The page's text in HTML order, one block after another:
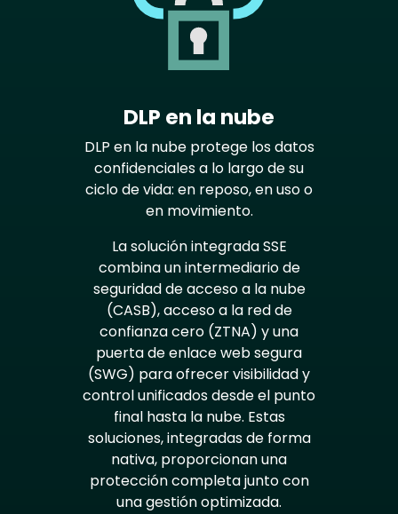
DLP en la nube
DLP en la nube protege los datos
confidenciales a lo largo de su
ciclo de vida: en reposo, en uso o
en movimiento.
La solución integrada SSE
combina un intermediario de
seguridad de acceso a la nube
(CASB), acceso a la red de
confianza cero (ZTNA) y una
puerta de enlace web segura
(SWG) para ofrecer visibilidad y
control unificados desde el punto
final hasta la nube. Estas
soluciones, integradas de forma
nativa, proporcionan una
protección completa junto con
una gestión optimizada.